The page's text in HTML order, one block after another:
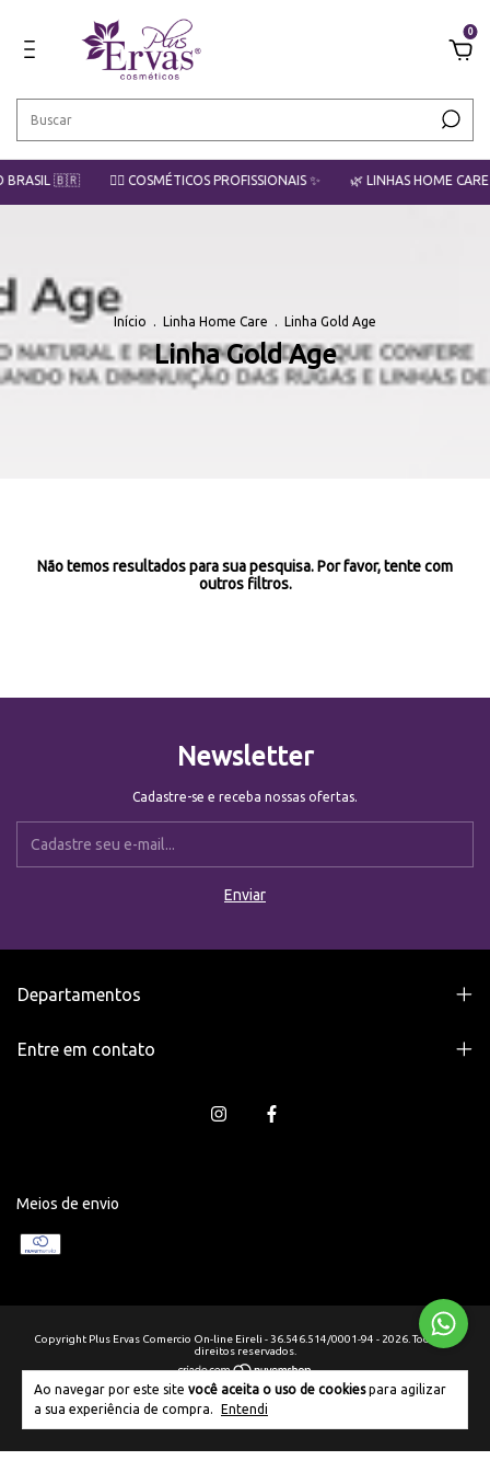
0
BRASIL 🇧🇷 💇‍♀️ COSMÉTICOS PROFISSIONAIS ✨ 🌿 LINHAS HOME CARE
Ao navegar por este site você aceita o uso de cookiespara agilizar
a sua experiência de compra.
Entendi
Início Linha Home Care Linha Gold Age
Linha Gold Age
Não temos resultados para sua pesquisa. Por favor, tente com
outros filtros.
Newsletter
Cadastre-se e receba nossas ofertas.
Departamentos
Entre em contato
Meios de envio
Copyright Plus Ervas Comercio On-line Eireli - 36.546.514/0001-94 - 2026. Todos os
direitos reservados.